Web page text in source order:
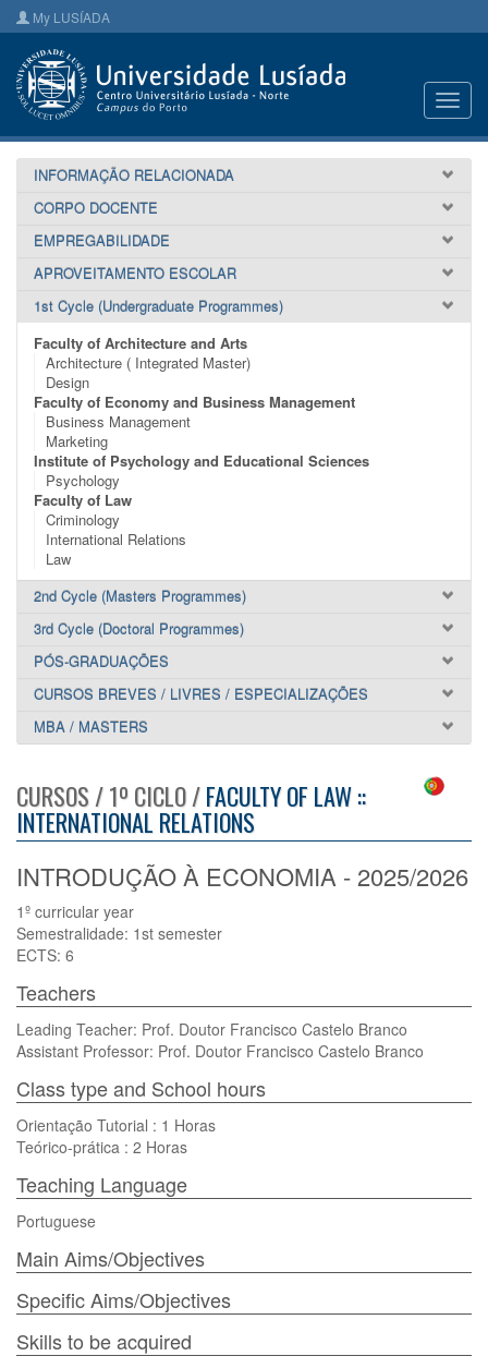
My LUSÍADA
INFORMAÇÃO RELACIONADA
CORPO DOCENTE
EMPREGABILIDADE
APROVEITAMENTO ESCOLAR
1st Cycle (Undergraduate Programmes)
Faculty of Architecture and Arts
Architecture ( Integrated Master)
Design
Faculty of Economy and Business Management
Business Management
Marketing
Institute of Psychology and Educational Sciences
Psychology
Faculty of Law
Criminology
International Relations
Law
2nd Cycle (Masters Programmes)
3rd Cycle (Doctoral Programmes)
PÓS-GRADUAÇÕES
CURSOS BREVES / LIVRES / ESPECIALIZAÇÕES
MBA / MASTERS
CURSOS / 1º CICLO /FACULTY OF LAW ::
INTERNATIONAL RELATIONS
INTRODUÇÃO À ECONOMIA - 2025/2026
1º curricular year
Semestralidade: 1st semester
ECTS: 6
Teachers
Leading Teacher: Prof. Doutor Francisco Castelo Branco
Assistant Professor: Prof. Doutor Francisco Castelo Branco
Class type and School hours
Orientação Tutorial : 1 Horas
Teórico-prática : 2 Horas
Teaching Language
Portuguese
Main Aims/Objectives
Specific Aims/Objectives
Skills to be acquired